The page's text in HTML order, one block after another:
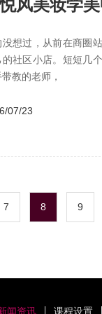
风美妆学
没想过，从前在商圈
的社区小店。短短几
教的老师，
07/23
7 8 9
闻资讯 课程设置